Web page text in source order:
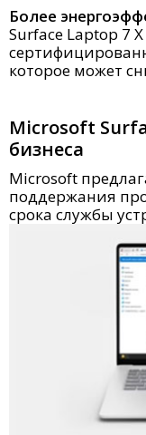
Более
Surface Laptop 7
которое может
Microsoft
бизнеса
Microsoft
поддержания
срока службы